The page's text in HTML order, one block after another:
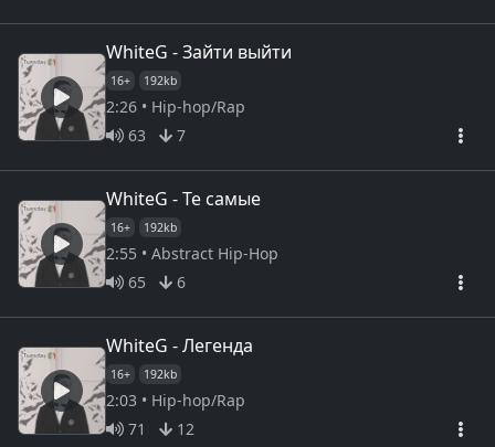
WhiteG - Зайти выйти
16+ 192kb
2:26 • Hip-hop/Rap
63
7
WhiteG - Те самые
16+ 192kb
2:55 • Abstract Hip-Hop
65
6
WhiteG - Легенда
16+ 192kb
2:03 • Hip-hop/Rap
71
12